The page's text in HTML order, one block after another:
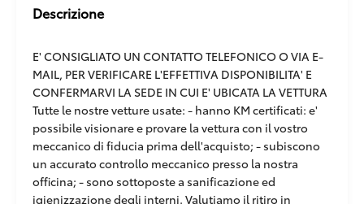
Descrizione
E' CONSIGLIATO UN CONTATTO TELEFONICO O VIA E-
MAIL, PER VERIFICARE L'EFFETTIVA DISPONIBILITA' E
CONFERMARVI LA SEDE IN CUI E' UBICATA LA VETTURA
Tutte le nostre vetture usate: - hanno KM certificati: e'
possibile visionare e provare la vettura con il vostro
meccanico di fiducia prima dell'acquisto; - subiscono
un accurato controllo meccanico presso la nostra
officina; - sono sottoposte a sanificazione ed
igienizzazione degli interni. Valutiamo il ritiro in